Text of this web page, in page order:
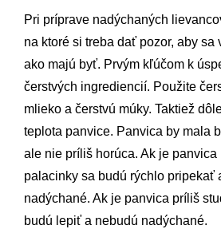
Pri príprave nadýchaných
na ktoré si treba dať pozor, aby sa
ako majú byť. Prvým kľúčom k
čerstvých ingrediencií. Použite
mlieko a čerstvú múky. Taktiež
teplota panvice. Panvica by mala
ale nie príliš horúca. Ak je panvica
palacinky sa budú rýchlo pripekať
nadýchané. Ak je panvica príliš
budú lepiť a nebudú nadýchané.